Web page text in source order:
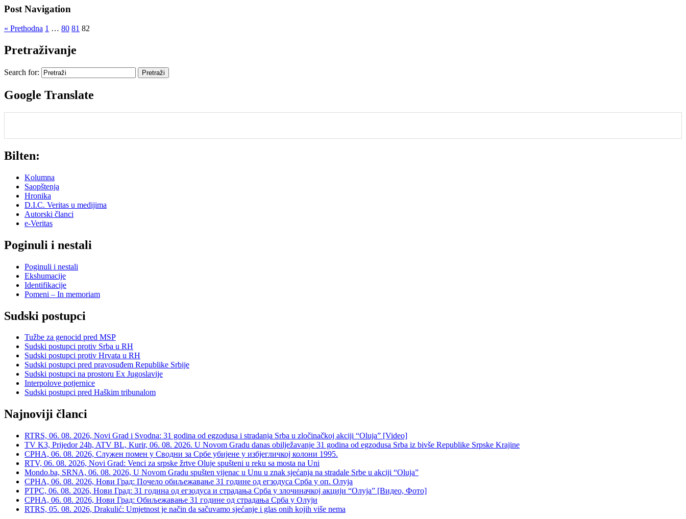
Post Navigation
« Prethodna 1 … 80 81 82
Pretraživanje
Search for:
Google Translate
Bilten:
Kolumna
Saopštenja
Hronika
D.I.C. Veritas u medijima
Autorski članci
e-Veritas
Poginuli i nestali
Poginuli i nestali
Ekshumacije
Identifikacije
Pomeni – In memoriam
Sudski postupci
Tužbe za genocid pred MSP
Sudski postupci protiv Srba u RH
Sudski postupci protiv Hrvata u RH
Sudski postupci pred pravosuđem Republike Srbije
Sudski postupci na prostoru Ex Jugoslavije
Interpolove potjernice
Sudski postupci pred Haškim tribunalom
Najnoviji članci
RTRS, 06. 08. 2026, Novi Grad i Svodna: 31 godina od egzodusa i stradanja Srba u zločinačkoj akciji “Oluja” [Video]
TV K3, Prijedor 24h, ATV BL, Kurir, 06. 08. 2026. U Novom Gradu danas obilježavanje 31 godina od egzodusa Srba iz bivše Republike Srpske Krajine
СРНА, 06. 08. 2026, Служен помен у Сводни за Србе убијене у избјегличкој колони 1995.
RTV, 06. 08. 2026, Novi Grad: Venci za srpske žrtve Oluje spušteni u reku sa mosta na Uni
Mondo.ba, SRNA, 06. 08. 2026, U Novom Gradu spušten vijenac u Unu u znak sjećanja na stradale Srbe u akciji “Oluja”
СРНА, 06. 08. 2026, Нови Град: Почело обиљежавање 31 године од егзодуса Срба у оп. Олуја
РТРС, 06. 08. 2026, Нови Град: 31 година од егзодуса и страдања Срба у злочиначкој акцији “Олуја” [Видео, Фото]
СРНА, 06. 08. 2026, Нови Град: Обиљежавање 31 године од страдања Срба у Олуји
RTRS, 05. 08. 2026, Drakulić: Umjetnost je način da sačuvamo sjećanje i glas onih kojih više nema